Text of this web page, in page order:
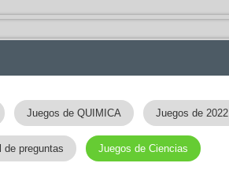
Juegos de QUIMICA Juegos de 2022
de preguntas Juegos de Ciencias